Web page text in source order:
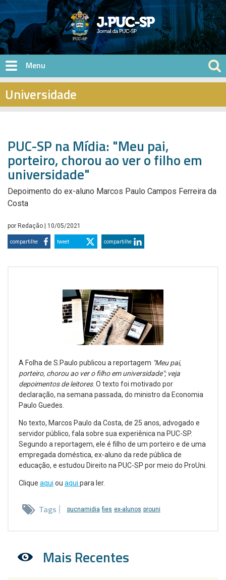
Pular para o conteúdo principal
Universidade
PUC-SP na Mídia: "Meu pai,
porteiro, chorou ao ver o filho em
universidade"
Depoimento do ex-aluno Marcos Paulo Campos Ferreira da
Costa
por Redação | 10/05/2021
compartilhe tweet compartilhe
A Folha de S.Paulo publicou a reportagem "Meu pai,
porteiro, chorou ao ver o filho em universidade"; veja
depoimentos de leitores. O texto foi motivado por
declaração, na semana passada, do ministro da Economia
Paulo Guedes.
No texto, Marcos Paulo da Costa, de 25 anos, advogado e
servidor público, fala sobre sua experiênica na PUC-SP.
Segundo a reportagem, ele é filho de um porteiro e de uma
empregada doméstica, ex-aluno da rede pública de
educação, e estudou Direito na PUC-SP por meio do ProUni.
Clique aqui ou aqui para ler.
Tags pucnamidia fies ex-alunos prouni
Mais Recentes